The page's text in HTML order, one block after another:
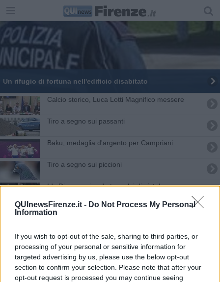
QUInewsFirenze.it - Do Not Process My Personal
Information
If you wish to opt-out of the sale, sharing to third parties, or
processing of your personal or sensitive information for
targeted advertising by us, please use the below opt-out
section to confirm your selection. Please note that after your
opt-out request is processed you may continue seeing
Un rifugio di fortuna nell'edificio disabitato
Calcio storico, Luca Lotti Magnifico messere
Tiro a segno sui passanti
Baku, medaglia d'argento per Campriani
Tiro a segno sui piccioni
Idy Diene ucciso da tre colpi di pistola
Cascine, cercasi privati per aprire spazi storici
Boom di visite per la prima giornata di AAA
Campriani lascia la carabina e fa l'ingegnere